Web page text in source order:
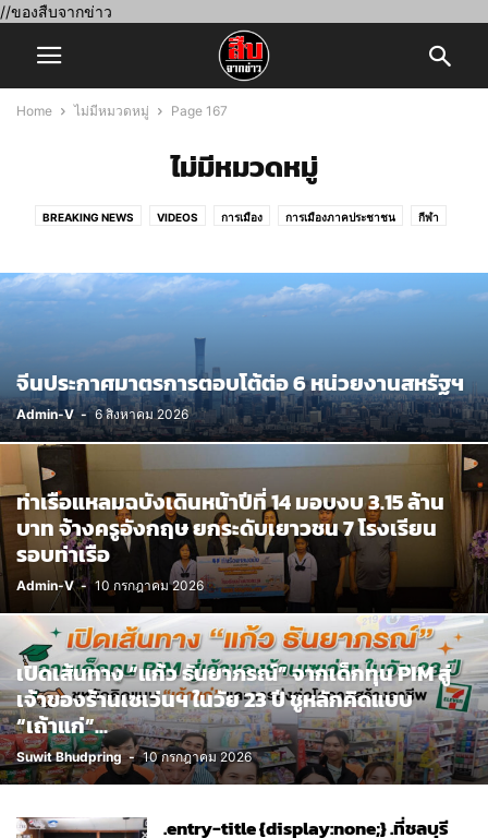
//ของสืบจากข่าว
Home ไม่มีหมวดหมู่ Page 167
ไม่มีหมวดหมู่
BREAKING NEWS VIDEOS การเมือง การเมืองภาคประชาชน กีฬา
ภูมิภาค ศิลปวัฒนธรรม สถาบันพระมหากษัตริย์ สังคมสืบจากข่าว
สิ่งแวดล้อม สืบสานพระดี สืบเศรษฐกิจ อาชญากรรม
จีนประกาศมาตรการตอบโต้ต่อ 6 หน่วยงานสหรัฐฯ
Admin-V - 6 สิงหาคม 2026
ท่าเรือแหลมฉบังเดินหน้าปีที่ 14 มอบงบ 3.15 ล้าน
บาท จ้างครูอังกฤษ ยกระดับเยาวชน 7 โรงเรียน
รอบท่าเรือ
Admin-V - 10 กรกฎาคม 2026
เปิดเส้นทาง “แก้ว ธันยาภรณ์” จากเด็กทุน PIM สู่
เจ้าของร้านเซเว่นฯ ในวัย 23 ปี ชูหลักคิดแบบ
“เถ้าแก่”...
Suwit Bhudpring - 10 กรกฎาคม 2026
.entry-title {display:none;} .ที่ชลบุรี